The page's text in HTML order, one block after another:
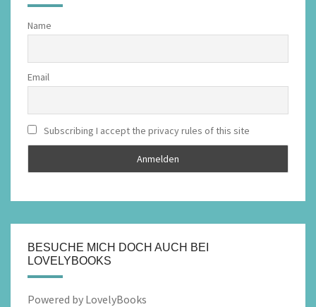
Name
Email
Subscribing I accept the privacy rules of this site
BESUCHE MICH DOCH AUCH BEI
LOVELYBOOKS
Powered by LovelyBooks